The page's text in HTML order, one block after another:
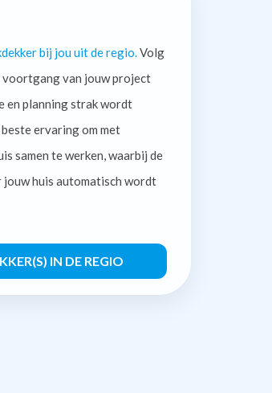
bij jou uit de regio. Volg
voortgang van jouw project
en planning strak wordt
ervaring om met
samen te werken, waarbij de
huis automatisch wordt
IN DE REGIO